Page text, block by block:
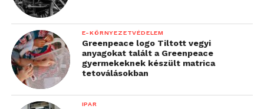
E-KÖRNYEZETVÉDELEM
Greenpeace logo Tiltott vegyi
anyagokat talált a Greenpeace
gyermekeknek készült matrica
tetoválásokban
IPAR